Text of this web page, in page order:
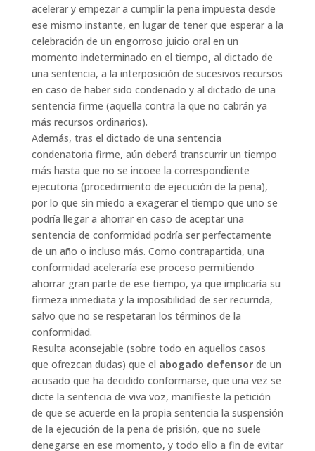
acelerar y empezar a cumplir la pena impuesta desde
ese mismo instante, en lugar de tener que esperar a la
celebración de un engorroso juicio oral en un
momento indeterminado en el tiempo, al dictado de
una sentencia, a la interposición de sucesivos recursos
en caso de haber sido condenado y al dictado de una
sentencia firme (aquella contra la que no cabrán ya
más recursos ordinarios).
Además, tras el dictado de una sentencia
condenatoria firme, aún deberá transcurrir un tiempo
más hasta que no se incoee la correspondiente
ejecutoria (procedimiento de ejecución de la pena),
por lo que sin miedo a exagerar el tiempo que uno se
podría llegar a ahorrar en caso de aceptar una
sentencia de conformidad podría ser perfectamente
de un año o incluso más. Como contrapartida, una
conformidad aceleraría ese proceso permitiendo
ahorrar gran parte de ese tiempo, ya que implicaría su
firmeza inmediata y la imposibilidad de ser recurrida,
salvo que no se respetaran los términos de la
conformidad.
Resulta aconsejable (sobre todo en aquellos casos
que ofrezcan dudas) que el abogado defensorde un
acusado que ha decidido conformarse, que una vez se
dicte la sentencia de viva voz, manifieste la petición
de que se acuerde en la propia sentencia la suspensión
de la ejecución de la pena de prisión, que no suele
denegarse en ese momento, y todo ello a fin de evitar